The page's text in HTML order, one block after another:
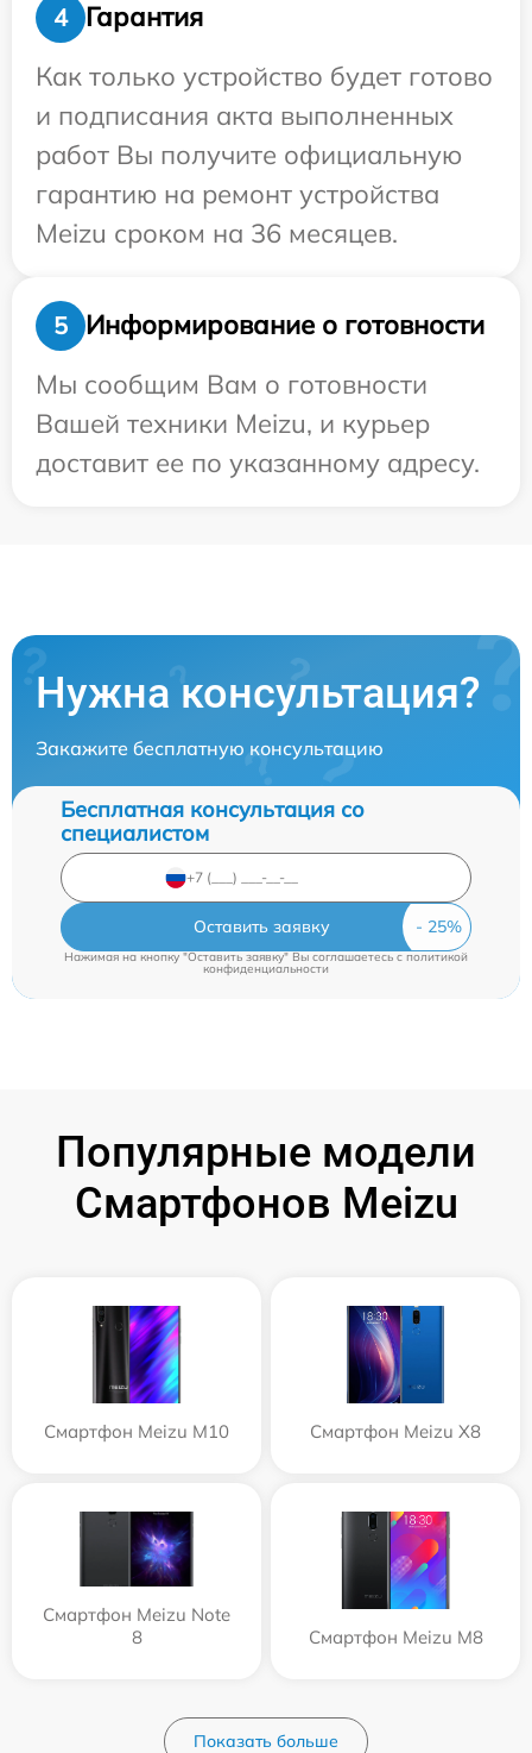
4
Гарантия
Как только устройство будет готово
и подписания акта выполненных
работ Вы получите официальную
гарантию на ремонт устройства
Meizu сроком на 36 месяцев.
5
Информирование о готовности
Мы сообщим Вам о готовности
Вашей техники Meizu, и курьер
доставит ее по указанному адресу.
Нужна консультация?
Закажите бесплатную консультацию
Бесплатная консультация со
специалистом
Оставить заявку
Нажимая на кнопку "Оставить заявку" Вы соглашаетесь cполитикой
конфиденциальности
Популярные модели
Смартфонов Meizu
Смартфон Meizu M10 Смартфон Meizu X8
Смартфон Meizu Note
8
Смартфон Meizu M8
Показать больше